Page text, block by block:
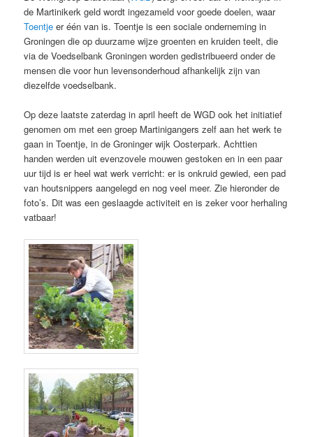
de Martinikerk geld wordt ingezameld voor goede doelen, waar
Toentje er één van is. Toentje is een sociale onderneming in
Groningen die op duurzame wijze groenten en kruiden teelt, die
via de Voedselbank Groningen worden gedistribueerd onder de
mensen die voor hun levensonderhoud afhankelijk zijn van
diezelfde voedselbank.
Op deze laatste zaterdag in april heeft de WGD ook het initiatief
genomen om met een groep Martinigangers zelf aan het werk te
gaan in Toentje, in de Groninger wijk Oosterpark. Achttien
handen werden uit evenzovele mouwen gestoken en in een paar
uur tijd is er heel wat werk verricht: er is onkruid gewied, een pad
van houtsnippers aangelegd en nog veel meer. Zie hieronder de
foto’s. Dit was een geslaagde activiteit en is zeker voor herhaling
vatbaar!